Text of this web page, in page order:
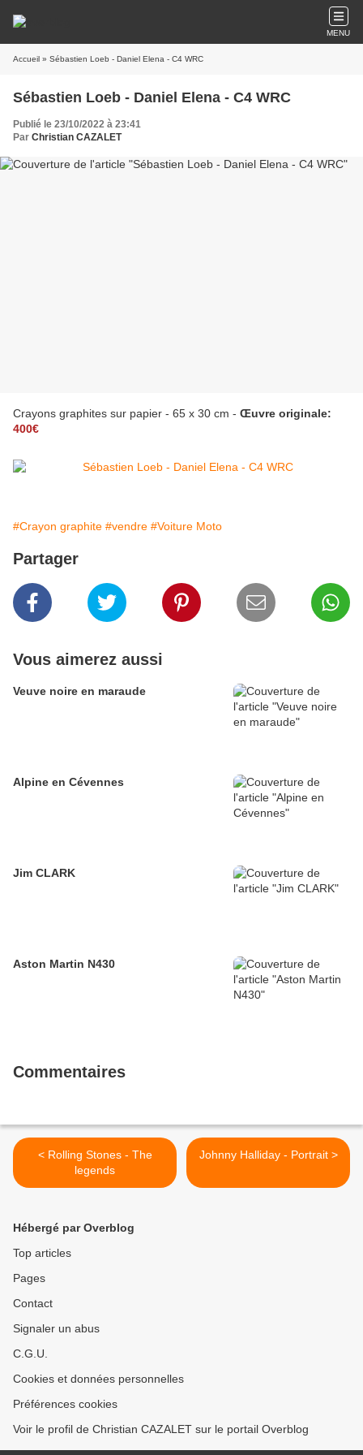
MENU
Accueil » Sébastien Loeb - Daniel Elena - C4 WRC
Sébastien Loeb - Daniel Elena - C4 WRC
Publié le 23/10/2022 à 23:41
Par Christian CAZALET
Crayons graphites sur papier - 65 x 30 cm - Œuvre originale:
400€
#Crayon graphite #vendre #Voiture Moto
Partager
Vous aimerez aussi
Veuve noire en maraude
Alpine en Cévennes
Jim CLARK
Aston Martin N430
Commentaires
< Rolling Stones - The
legends
Johnny Halliday - Portrait >
Hébergé par Overblog
Top articles
Pages
Contact
Signaler un abus
C.G.U.
Cookies et données personnelles
Préférences cookies
Voir le profil de Christian CAZALET sur le portail Overblog